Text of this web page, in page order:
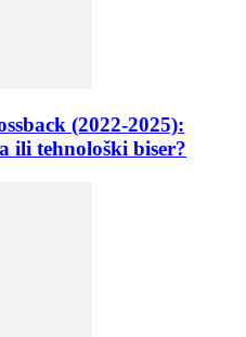
(2022-2025):
ili tehnološki biser?